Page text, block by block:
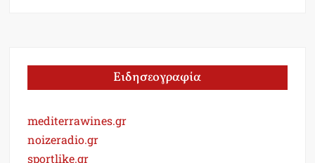
Ειδησεογραφία
mediterrawines.gr
noizeradio.gr
sportlike.gr